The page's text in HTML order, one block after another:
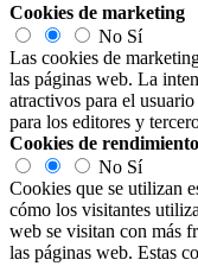
Cookies de marketing
No Sí
Las cookies de
las páginas web. La
atractivos para el
para los editores y
Cookies de rendimiento
No Sí
Cookies que se utilizan
cómo los visitantes
web se visitan con más
las páginas web. Estas